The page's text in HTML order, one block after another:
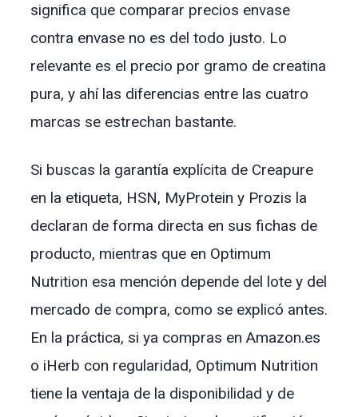
significa que comparar precios envase
contra envase no es del todo justo. Lo
relevante es el precio por gramo de creatina
pura, y ahí las diferencias entre las cuatro
marcas se estrechan bastante.
Si buscas la garantía explícita de Creapure
en la etiqueta, HSN, MyProtein y Prozis la
declaran de forma directa en sus fichas de
producto, mientras que en Optimum
Nutrition esa mención depende del lote y del
mercado de compra, como se explicó antes.
En la práctica, si ya compras en Amazon.es
o iHerb con regularidad, Optimum Nutrition
tiene la ventaja de la disponibilidad y de